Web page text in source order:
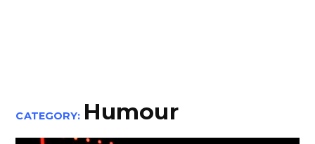
CATEGORY: Humour